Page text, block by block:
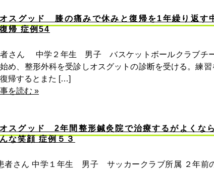
オスグッド 膝の痛みで休みと復帰を1年繰り返す
復帰 症例54
さん 中学２年生 男子 バスケットボールクラブチー
め、整形外科を受診しオスグットの診断を受ける。練
帰するとまた […]
を読む »
オスグッド 2年間整形鍼灸院で治療するがよくな
んな笑顔 症例５３
さん 中学１年生 男子 サッカークラブ所属 ２年前